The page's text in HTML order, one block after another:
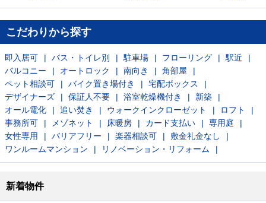
こだわりから探す
即入居可 バス・トイレ別 駐車場 フローリング
駅近
バルコニー
オートロック 南向き
角部屋
ペット相談可
バイク置き場付き
宅配ボックス
デザイナーズ
保証人不要 浴室乾燥機付き
新築
オール電化
追い焚き ウォークインクローゼット
ロフト
事務所可
メゾネット 床暖房 カード支払い
専用庭
女性専用
バリアフリー 楽器相談可
敷金礼金なし
ワンルームマンション
リノベーション・リフォーム
新着物件